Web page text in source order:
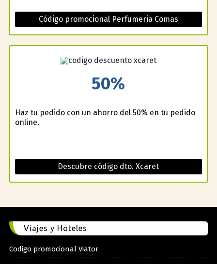
Código promocional Perfumeria Comas
50%
Haz tu pedido con un ahorro del 50% en tu pedido
online.
Descubre código dto. Xcaret
Viajes y Hoteles
Codigo promocional Viator